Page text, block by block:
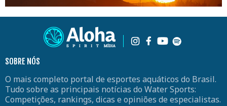
SOBRE NÓS
O mais completo portal de esportes aquáticos do Brasil.
Tudo sobre as principais notícias do Water Sports:
Competições, rankings, dicas e opiniões de especialistas.